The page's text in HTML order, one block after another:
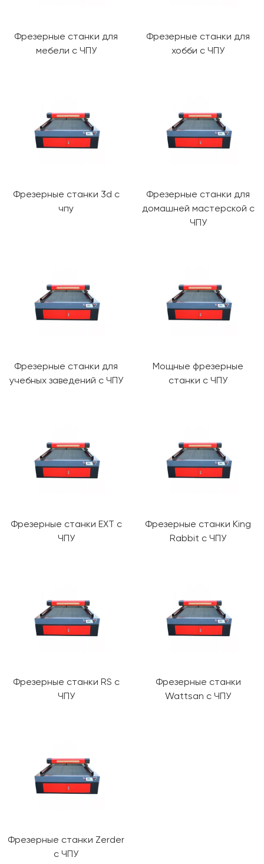
Фрезерные станки для
мебели с ЧПУ
Фрезерные станки для
хобби с ЧПУ
Фрезерные станки 3d с
чпу
Фрезерные станки для
домашней мастерской с
ЧПУ
Фрезерные станки для
учебных заведений с ЧПУ
Мощные фрезерные
станки с ЧПУ
Фрезерные станки EXT с
ЧПУ
Фрезерные станки King
Rabbit с ЧПУ
Фрезерные станки RS с
ЧПУ
Фрезерные станки
Wattsan с ЧПУ
Фрезерные станки Zerder
с ЧПУ